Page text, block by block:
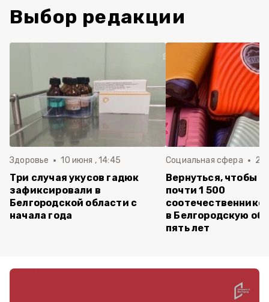
Выбор редакции
Здоровье 10 июня , 14:45
Три случая укусов гадюк
зафиксировали в
Белгородской области с
начала года
Социальная сфера 20
Вернуться, чтобы
почти 1 500
в Белгородскую
пять лет